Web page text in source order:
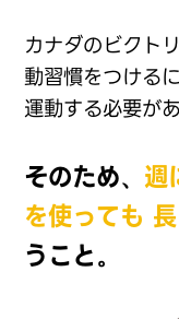
カナダのビクト
動習慣をつける
運動する必要が
そのため、週
を使っても
うこと。